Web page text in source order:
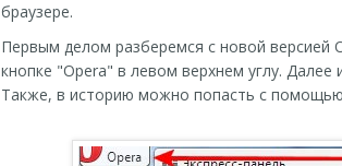
браузере.
Первым делом разберемся с новой версией
кнопке "Opera" в левом верхнем углу.
Также, в историю можно попасть с